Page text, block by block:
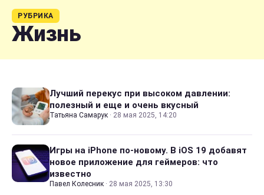
РУБРИКА
Жизнь
Лучший перекус при высоком давлении:
полезный и еще и очень вкусный
Татьяна Самарук · 28 мая 2025, 14:20
Игры на iPhone по-новому. В iOS 19 добавят
новое приложение для геймеров: что
известно
Павел Колесник · 28 мая 2025, 13:30